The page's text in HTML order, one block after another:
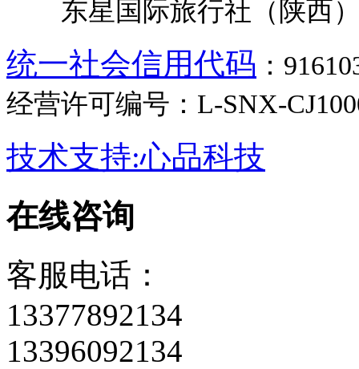
东星国际旅行社（陕西）
统一社会信用代码 ：
经营许可编号：L-SNX-
技术支持:心品科技
在线咨询
客服电话：
13377892134
13396092134